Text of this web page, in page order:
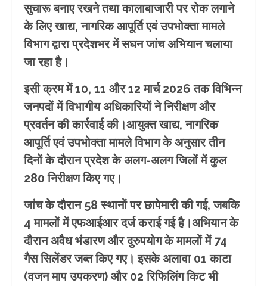
सुचारू बनाए रखने तथा कालाबाजारी पर रोक लगाने
के लिए खाद्य, नागरिक आपूर्ति एवं उपभोक्ता मामले
विभाग द्वारा प्रदेशभर में सघन जांच अभियान चलाया
जा रहा है।
इसी क्रम में 10, 11 और 12 मार्च 2026 तक विभिन्न
जनपदों में विभागीय अधिकारियों ने निरीक्षण और
प्रवर्तन की कार्रवाई की।आयुक्त खाद्य, नागरिक
आपूर्ति एवं उपभोक्ता मामले विभाग के अनुसार तीन
दिनों के दौरान प्रदेश के अलग-अलग जिलों में कुल
280 निरीक्षण किए गए।
जांच के दौरान 58 स्थानों पर छापेमारी की गई, जबकि
4 मामलों में एफआईआर दर्ज कराई गई है।अभियान के
दौरान अवैध भंडारण और दुरुपयोग के मामलों में 74
गैस सिलेंडर जब्त किए गए। इसके अलावा 01 काटा
(वजन माप उपकरण) और 02 रिफिलिंग किट भी